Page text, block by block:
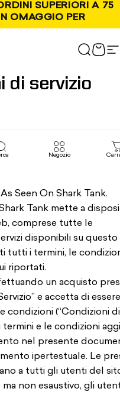
SUPERIORI A 75
OMAGGIO PER
Cerca
Negozio
di servizio
Seen On Shark Tank.
Tank mette a
comprese tutte le
disponibili su questo
tutti i termini, le
riportati.
un acquisto
e accetta di essere
condizioni (“Condizioni di
termini e le condizioni
nel presente
ipertestuale. Le
a tutti gli utenti del
non esaustivo, gli